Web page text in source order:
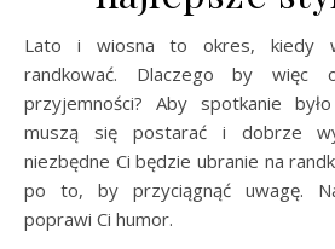
Lato i wiosna to okres, kiedy wręcz mamy ochotę
randkować. Dlaczego by więc
przyjemności? Aby spotkanie
muszą się postarać i dobrze
niezbędne Ci będzie ubranie na
po to, by przyciągnąć uwagę.
poprawi Ci humor.